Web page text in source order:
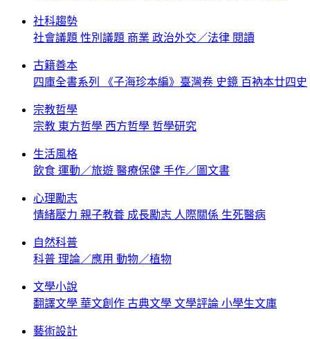
社科趨勢
社會議題 性別議題 商業 政治外交／法律 閱讀
古籍善本
四庫全書系列
《子海珍本編》臺灣卷 史鏡 百衲本廿四史
宗教哲學
宗教 東方哲學 西方哲學 哲學研究
生活風格
飲食 運動／旅遊 醫療保健 手作／圖文書
心理勵志
情緒壓力 親子教養 成長勵志 人際關係 生死醫病
自然科普
科普 理論／應用 動物／植物
文學小說
翻譯文學 華文創作 古典文學 文學評論 小學生文庫
藝術設計